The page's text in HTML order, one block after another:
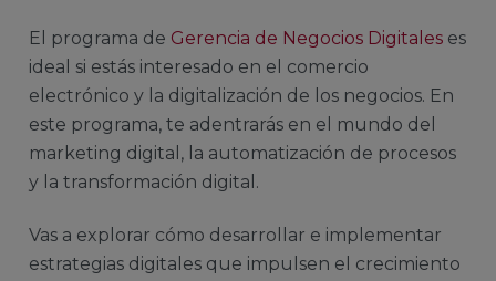
El programa de Gerencia de Negocios Digitales es
ideal si estás interesado en el comercio
electrónico y la digitalización de los negocios. En
este programa, te adentrarás en el mundo del
marketing digital, la automatización de procesos
y la transformación digital.
Vas a explorar cómo desarrollar e implementar
estrategias digitales que impulsen el crecimiento